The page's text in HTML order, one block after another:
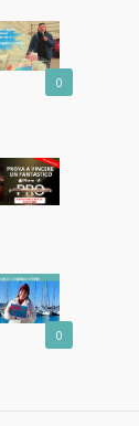
0
0